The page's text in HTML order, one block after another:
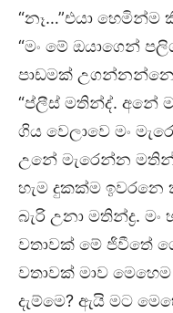
“නෑ…”එයා හෙමින්ම
“මං මේ ඔයාගෙන්
පාඩමක් උගන්නන්නෙ
“ප්ලීස් මතින්ද්‍. අනේ
ගිය වෙලාවෙ මං
උනේ මැරෙන්න
හැම දුකක්ම ඉවරනෙ
බැරි උනා මතින්ද්‍ර.
වතාවක් මේ ජිවීතේ
වතාවක් මාව
දැම්මෙ? ඇයි මට